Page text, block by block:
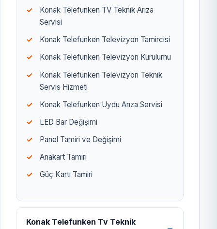
Konak Telefunken TV Teknik Arıza
Servisi
Konak Telefunken Televizyon Tamircisi
Konak Telefunken Televizyon Kurulumu
Konak Telefunken Televizyon Teknik
Servis Hizmeti
Konak Telefunken Uydu Arıza Servisi
LED Bar Değişimi
Panel Tamiri ve Değişimi
Anakart Tamiri
Güç Kartı Tamiri
Konak Telefunken Tv Teknik